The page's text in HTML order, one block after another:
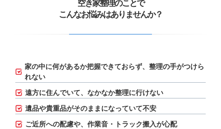
空き家整理のことで
こんなお悩みはありませんか？
家の中に何があるか把握できておらず、 整理の手がつけら
れない
遠方に住んでいて、なかなか整理に行けない
遺品や貴重品がそのままになっていて不安
ご近所への配慮や、作業音・トラック搬入が心配